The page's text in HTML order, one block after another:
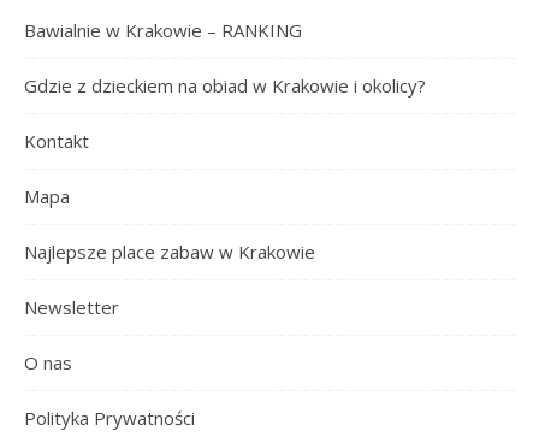
Bawialnie w Krakowie – RANKING
Gdzie z dzieckiem na obiad w Krakowie i okolicy?
Kontakt
Mapa
Najlepsze place zabaw w Krakowie
Newsletter
O nas
Polityka Prywatności